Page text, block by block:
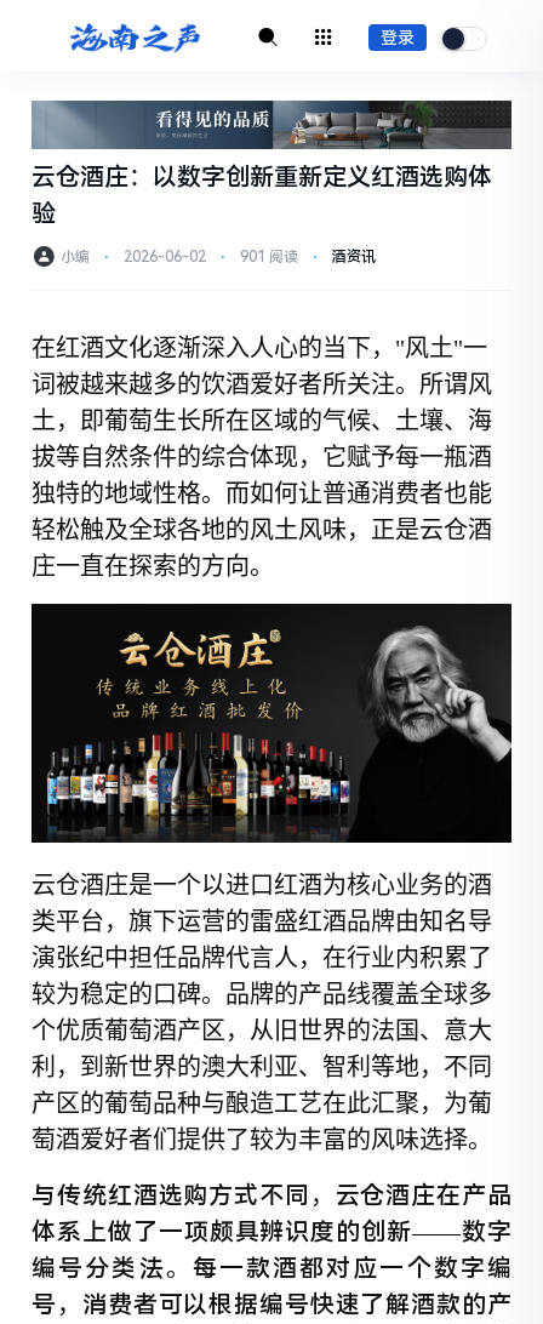
登录
云仓酒庄：以数字创新重新定义红酒选购体
验
小编 ⋅ 2026-06-02 ⋅ 901 阅读 ⋅ 酒资讯
在红酒文化逐渐深入人心的当下， "风土"一
词被越来越多的饮酒爱好者所关注。所谓风
土，即葡萄生长所在区域的气候、土壤、海
拔等自然条件的综合体现，它赋予每一瓶酒
独特的地域性格。而如何让普通消费者也能
轻松触及全球各地的风土风味，正是云仓酒
庄一直在探索的方向。
云仓酒庄是一个以进口红酒为核心业务的酒
类平台，旗下运营的雷盛红酒品牌由知名导
演张纪中担任品牌代言人，在行业内积累了
较为稳定的口碑。品牌的产品线覆盖全球多
个优质葡萄酒产区，从旧世界的法国、意大
利，到新世界的澳大利亚、智利等地，不同
产区的葡萄品种与酿造工艺在此汇聚，为葡
萄酒爱好者们提供了较为丰富的风味选择。
与传统红酒选购方式不同，云仓酒庄在产品
体系上做了一项颇具辨识度的创新——数字
编号分类法。每一款酒都对应一个数字编
号，消费者可以根据编号快速了解酒款的产